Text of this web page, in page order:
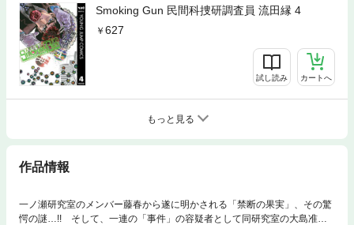
Smoking Gun 民間科捜研調査員 流田縁 4
627
試し読み カートへ
もっと見る
作品情報
一ノ瀬研究室のメンバー藤春から遂に明かされる「禁断の果実」、その驚
愕の謎…!! そして、一連の「事件」の容疑者として同研究室の大島准教